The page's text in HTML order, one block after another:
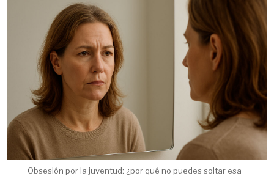
Obsesión por la juventud: ¿por qué no puedes soltar esa